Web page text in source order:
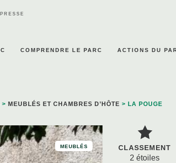
COMPRENDRE LE PARC ACTIONS DU
> MEUBLÉS ET CHAMBRES D’HÔTE > LA POUGE
MEUBLÉS CLASSEMENT
2 étoiles